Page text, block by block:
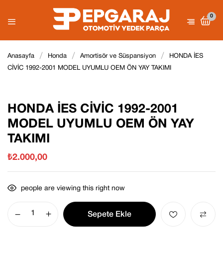
0
Anasayfa Honda Amortisör ve Süspansiyon
HONDA İES
CİVİC 1992-2001 MODEL UYUMLU OEM ÖN YAY TAKIMI
HONDA İES CİVİC 1992-2001
MODEL UYUMLU OEM ÖN YAY
TAKIMI
₺2.000,00
people are viewing this right now
Sepete Ekle
Derecelendirmeniz